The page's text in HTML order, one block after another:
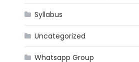
Syllabus
Uncategorized
Whatsapp Group